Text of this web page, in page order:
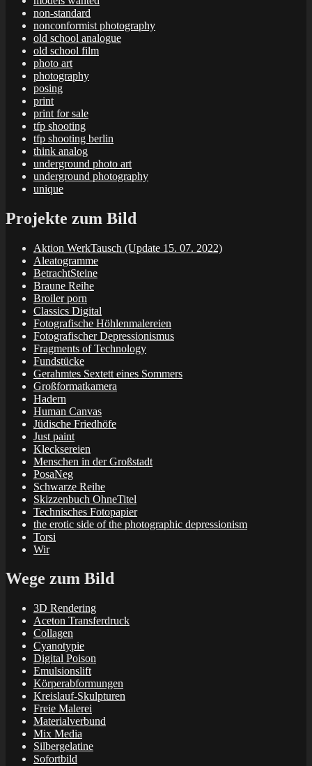
non-standard
nonconformist photography
old school analogue
old school film
photo art
photography
posing
print
print for sale
tfp shooting
tfp shooting berlin
think analog
underground photo art
underground photography
unique
Projekte zum Bild
Aktion WerkTausch (Update 15. 07. 2022)
Aleatogramme
BetrachtSteine
Braune Reihe
Broiler porn
Classics Digital
Fotografische Höhlenmalereien
Fotografischer Depressionismus
Fragments of Technology
Fundstücke
Gerahmtes Sextett eines Sommers
Großformatkamera
Hadern
Human Canvas
Jüdische Friedhöfe
Just paint
Klecksereien
Menschen in der Großstadt
PosaNeg
Schwarze Reihe
Skizzenbuch OhneTitel
Technisches Fotopapier
the erotic side of the photographic depressionism
Torsi
Wir
Wege zum Bild
3D Rendering
Aceton Transferdruck
Collagen
Cyanotypie
Digital Poison
Emulsionslift
Körperabformungen
Kreislauf-Skulpturen
Freie Malerei
Materialverbund
Mix Media
Silbergelatine
Sofortbild